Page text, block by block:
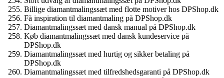
Billige diamantmalingssæt med flotte motiver hos DPShop.dk
Få inspiration til diamantmaling på DPShop.dk
Diamantmalingssæt med dansk manual på DPShop.dk
Køb diamantmalingssæt med dansk kundeservice på
DPShop.dk
Diamantmalingssæt med hurtig og sikker betaling på
DPShop.dk
Diamantmalingssæt med tilfredshedsgaranti på DPShop.dk